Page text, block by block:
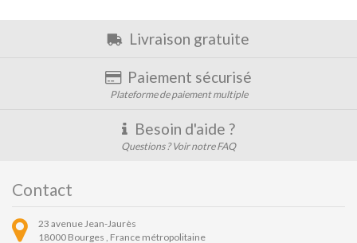
Livraison gratuite
Paiement sécurisé
Plateforme de paiement multiple
Besoin d'aide ?
Questions ? Voir notre FAQ
Contact
23 avenue Jean-Jaurès
18000 Bourges , France métropolitaine